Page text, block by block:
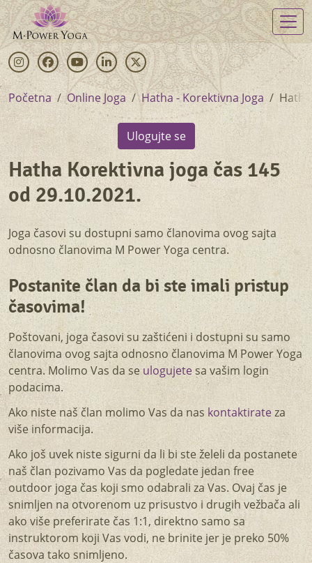
Skip
to
main
content
InstagramFacebookYoutubeLinkedinTwitter
Početna Online Joga Hatha - Korektivna Joga
Ulogujte se
Hatha Korektivna joga čas 145
od 29.10.2021.
Zasticen
cas
CTA
Joga časovi su dostupni samo članovima ovog sajta
odnosno članovima M Power Yoga centra.
Postanite član da bi ste imali pristup
časovima!
Poštovani, joga časovi su zaštićeni i dostupni su samo
članovima ovog sajta odnosno članovima M Power Yoga
centra. Molimo Vas da se ulogujetesa vašim login
podacima.
Ako niste naš član molimo Vas da nas kontaktirateza
više informacija.
Ako još uvek niste sigurni da li bi ste želeli da postanete
naš član pozivamo Vas da pogledate jedan free
outdoor joga čas koji smo odabrali za Vas. Ovaj čas je
snimljen na otvorenom uz prisustvo i drugih vežbača ali
ako više preferirate čas 1:1, direktno samo sa
instruktorom koji Vas vodi, ne brinite jer je preko 50%
časova tako snimljeno.